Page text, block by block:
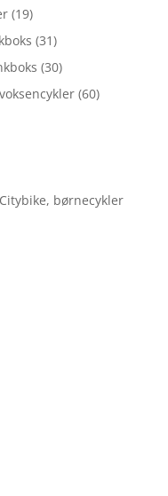
(19)
(31)
(30)
(60)
børnecykler